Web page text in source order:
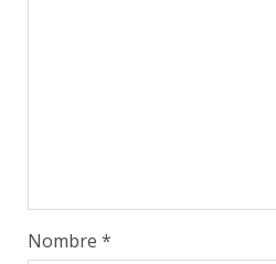
Nombre *